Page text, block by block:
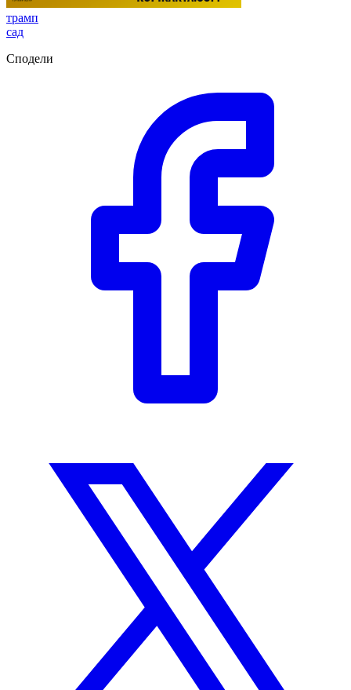
трамп
сад
Сподели